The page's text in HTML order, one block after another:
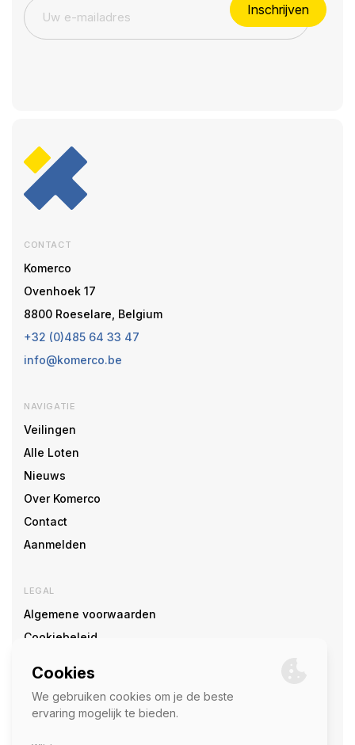
Inschrijven
CONTACT
Komerco
Ovenhoek 17
8800 Roeselare, Belgium
+32 (0)485 64 33 47
info@komerco.be
NAVIGATIE
Veilingen
Alle Loten
Nieuws
Over Komerco
Contact
Aanmelden
LEGAL
Algemene voorwaarden
Cookiebeleid
SOCIAL